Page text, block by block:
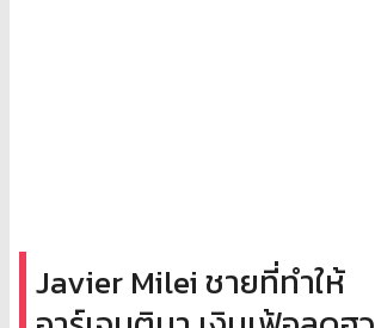
Javier Milei ชายที่ทำให้